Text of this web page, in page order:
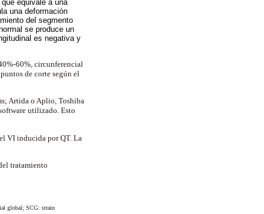
equivale a una
una deformación
del segmento
se produce un
es negativa y
60%, circunferencial
de corte según el
Artida o Aplio, Toshiba
utilizado. Esto
VI inducida por QT. La
tratamiento
global; SCG: strain